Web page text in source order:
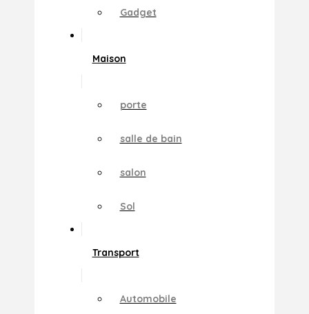
Gadget
Maison
porte
salle de bain
salon
Sol
Transport
Automobile